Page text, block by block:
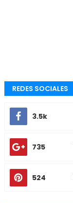
REDES SOCIALES
3.5k
735
524